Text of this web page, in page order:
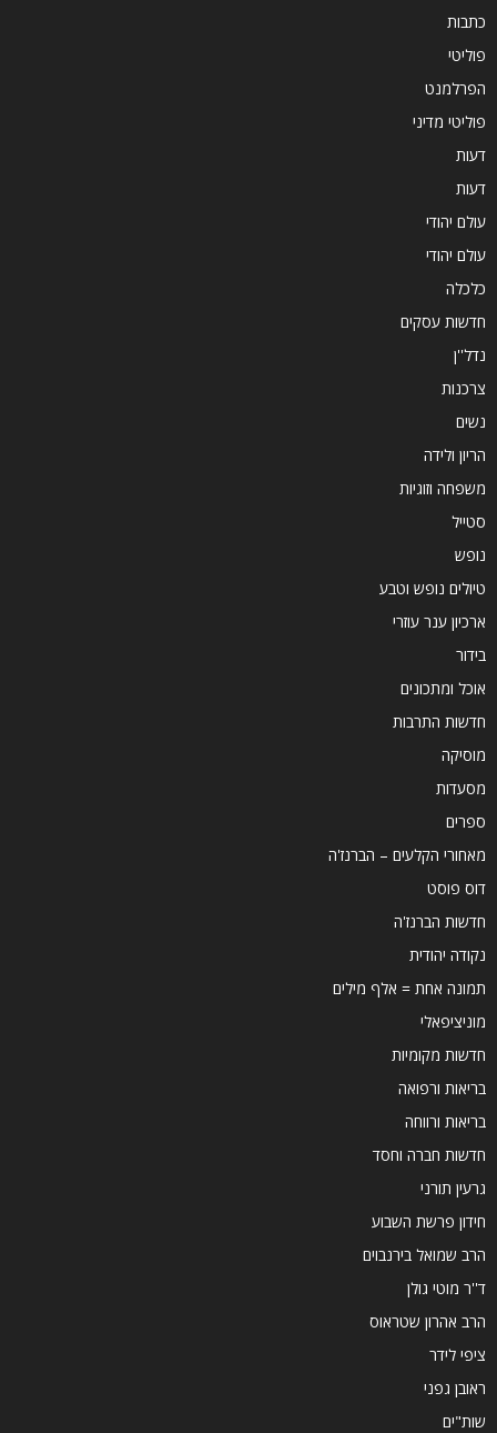
כתבות
פוליטי
הפרלמנט
פוליטי מדיני
דעות
דעות
עולם יהודי
עולם יהודי
כלכלה
חדשות עסקים
נדל''ן
צרכנות
נשים
הריון ולידה
משפחה וזוגיות
סטייל
נופש
טיולים נופש וטבע
ארכיון ענר עוזרי
בידור
אוכל ומתכונים
חדשות התרבות
מוסיקה
מסעדות
ספרים
מאחורי הקלעים – הברנז'ה
דוס פוסט
חדשות הברנז'ה
נקודה יהודית
תמונה אחת = אלף מילים
מוניציפאלי
חדשות מקומיות
בריאות ורפואה
בריאות ורווחה
חדשות חברה וחסד
גרעין תורני
חידון פרשת השבוע
הרב שמואל בירנבוים
ד''ר מוטי גולן
הרב אהרון שטראוס
ציפי לידר
ראובן גפני
שות"ים